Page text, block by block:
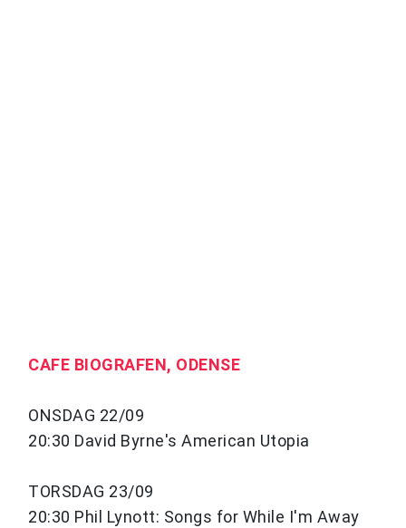
CAFE BIOGRAFEN, ODENSE
ONSDAG 22/09
20:30 David Byrne's American Utopia
TORSDAG 23/09
20:30 Phil Lynott: Songs for While I'm Away